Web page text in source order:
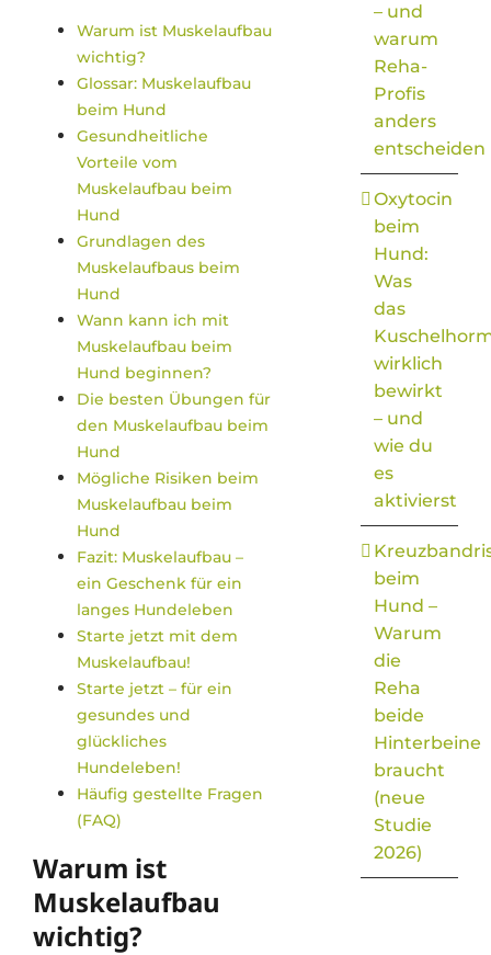
Warum ist Muskelaufbau
wichtig?
Glossar: Muskelaufbau
beim Hund
Gesundheitliche
Vorteile vom
Muskelaufbau beim
Hund
Grundlagen des
Muskelaufbaus beim
Hund
Wann kann ich mit
Muskelaufbau beim
Hund beginnen?
Die besten Übungen für
den Muskelaufbau beim
Hund
Mögliche Risiken beim
Muskelaufbau beim
Hund
Fazit: Muskelaufbau –
ein Geschenk für ein
langes Hundeleben
Starte jetzt mit dem
Muskelaufbau!
Starte jetzt – für ein
gesundes und
glückliches
Hundeleben!
Häufig gestellte Fragen
(FAQ)
Warum ist
Muskelaufbau
wichtig?
– und
warum
Reha-
Profis
anders
entscheiden
Oxytocin
beim
Hund:
Was
das
wirklich
bewirkt
– und
wie du
es
aktivierst
beim
Hund –
Warum
die
Reha
beide
Hinterbeine
braucht
(neue
Studie
2026)